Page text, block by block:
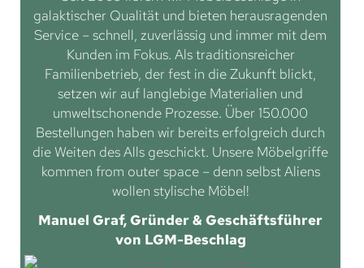
galaktischer Qualität und bieten herausragenden
Service – schnell, zuverlässig und immer mit dem
Kunden im Fokus. Als traditionsreicher
Familienbetrieb, der fest in die Zukunft blickt,
setzen wir auf langlebige Materialien und
umweltschonende Prozesse. Über 150.000
Bestellungen haben wir bereits erfolgreich durch
die Weiten des Alls geschickt. Unsere Möbelgriffe
kommen from outer space – denn selbst Aliens
wollen stylische Möbel!
Manuel Graf, Gründer & Geschäftsführer
von LGM-Beschlag